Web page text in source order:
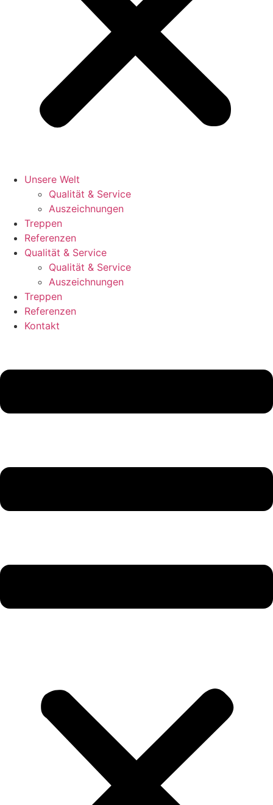
Unsere Welt
Qualität & Service
Auszeichnungen
Treppen
Referenzen
Qualität & Service
Qualität & Service
Auszeichnungen
Treppen
Referenzen
Kontakt